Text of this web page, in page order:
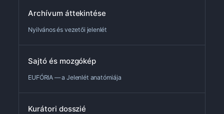
Archívum áttekintése
Nyilvános és vezetői jelenlét
Sajtó és mozgókép
EUFÓRIA — a Jelenlét anatómiája
Kurátori dosszié